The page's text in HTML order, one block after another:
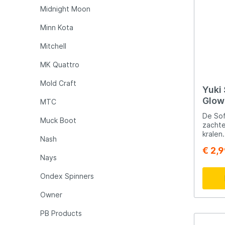
Midnight Moon
Minn Kota
Mitchell
MK Quattro
Mold Craft
MTC
Muck Boot
Nash
Nays
Ondex Spinners
Owner
PB Products
De
en
zorgt
De
haakmaten.
maat kiezen op basis van je visdoel
en
elke
Yuki
De
gaan
€